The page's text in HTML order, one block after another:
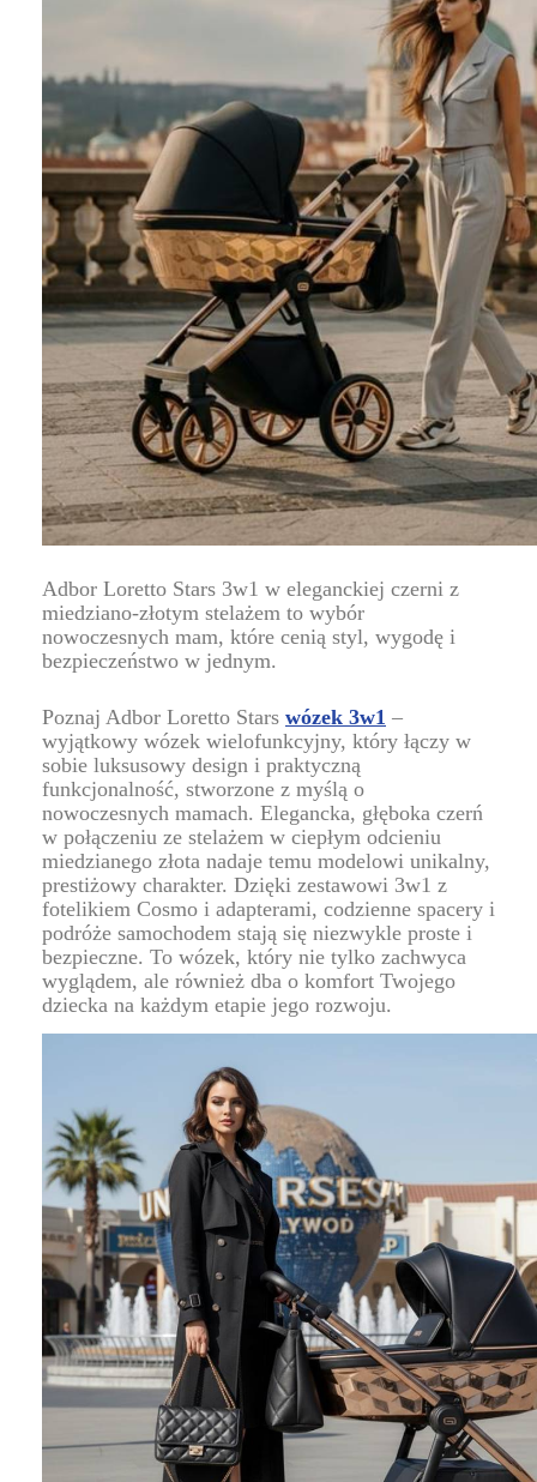
Adbor Loretto Stars 3w1 w eleganckiej czerni z
miedziano-złotym stelażem to wybór
nowoczesnych mam, które cenią styl, wygodę i
bezpieczeństwo w jednym.
Poznaj Adbor Loretto Stars wózek 3w1 –
wyjątkowy wózek wielofunkcyjny, który łączy w
sobie luksusowy design i praktyczną
funkcjonalność, stworzone z myślą o
nowoczesnych mamach. Elegancka, głęboka czerń
w połączeniu ze stelażem w ciepłym odcieniu
miedzianego złota nadaje temu modelowi unikalny,
prestiżowy charakter. Dzięki zestawowi 3w1 z
fotelikiem Cosmo i adapterami, codzienne spacery i
podróże samochodem stają się niezwykle proste i
bezpieczne. To wózek, który nie tylko zachwyca
wyglądem, ale również dba o komfort Twojego
dziecka na każdym etapie jego rozwoju.